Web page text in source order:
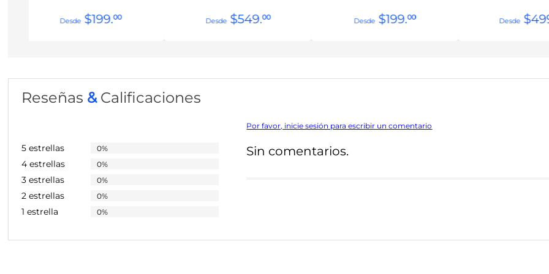
$199.00 $549.00 $199.00 $
Reseñas &Calificaciones
5 estrellas 0%
4 estrellas 0%
3 estrellas 0%
2 estrellas 0%
1 estrella 0%
Por favor, inicie sesión para escribir un comentario
Sin comentarios.